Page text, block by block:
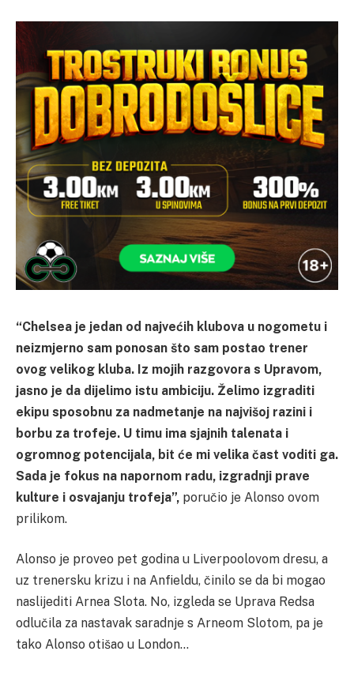
“Chelsea je jedan od najvećih klubova u nogometu i
neizmjerno sam ponosan što sam postao trener
ovog velikog kluba. Iz mojih razgovora s Upravom,
jasno je da dijelimo istu ambiciju. Želimo izgraditi
ekipu sposobnu za nadmetanje na najvišoj razini i
borbu za trofeje. U timu ima sjajnih talenata i
ogromnog potencijala, bit će mi velika čast voditi ga.
Sada je fokus na napornom radu, izgradnji prave
kulture i osvajanju trofeja”, poručio je Alonso ovom
prilikom.
Alonso je proveo pet godina u Liverpoolovom dresu, a
uz trenersku krizu i na Anfieldu, činilo se da bi mogao
naslijediti Arnea Slota. No, izgleda se Uprava Redsa
odlučila za nastavak saradnje s Arneom Slotom, pa je
tako Alonso otišao u London…